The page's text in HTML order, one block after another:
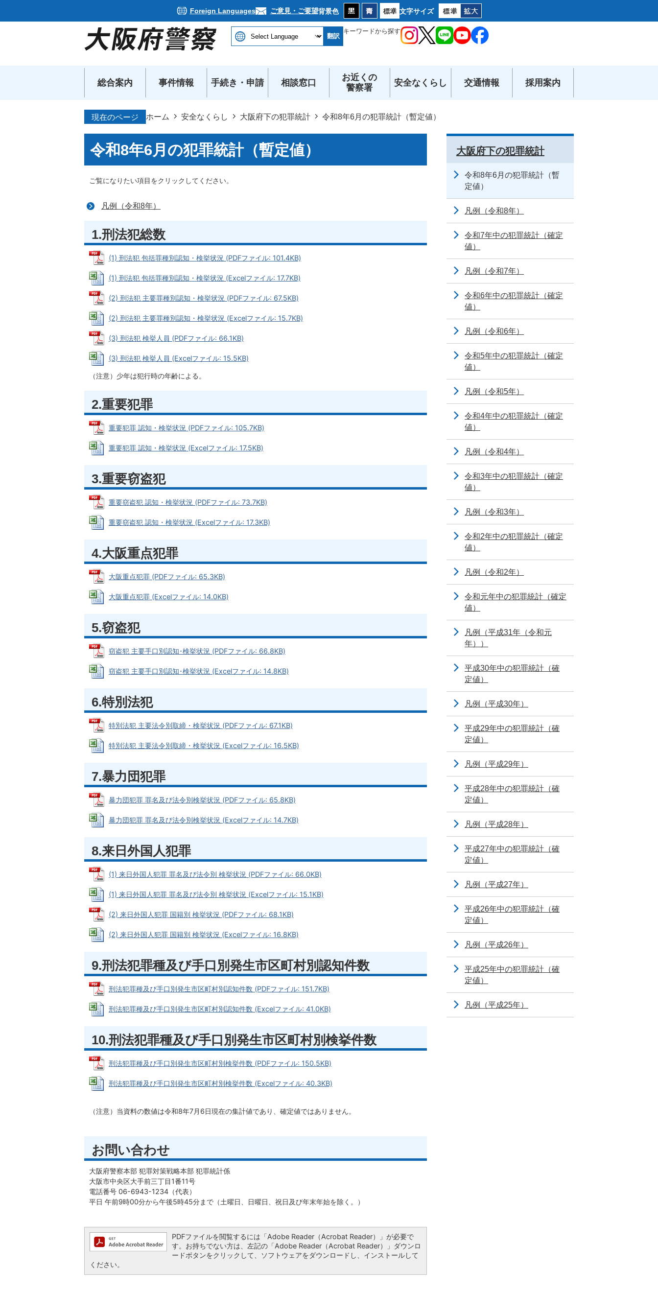
Foreign Languages ご意見・ご要望背景色 文字サイズ
翻訳
キーワードから探す
総合案内 事件情報 手続き・申請 相談窓口
お近くの
警察署
安全なくらし 交通情報 採用案内
現在のページ ホーム 安全なくらし 大阪府下の犯罪統計 令和8年6月の犯罪統計（暫定値）
令和8年6月の犯罪統計（暫定値）
ご覧になりたい項目をクリックしてください。
凡例（令和8年）
1.刑法犯総数
(1) 刑法犯 包括罪種別認知・検挙状況 (PDFファイル: 101.4KB)
(1) 刑法犯 包括罪種別認知・検挙状況 (Excelファイル: 17.7KB)
(2) 刑法犯 主要罪種別認知・検挙状況 (PDFファイル: 67.5KB)
(2) 刑法犯 主要罪種別認知・検挙状況 (Excelファイル: 15.7KB)
(3) 刑法犯 検挙人員 (PDFファイル: 66.1KB)
(3) 刑法犯 検挙人員 (Excelファイル: 15.5KB)
（注意）少年は犯行時の年齢による。
2.重要犯罪
重要犯罪 認知・検挙状況 (PDFファイル: 105.7KB)
重要犯罪 認知・検挙状況 (Excelファイル: 17.5KB)
3.重要窃盗犯
重要窃盗犯 認知・検挙状況 (PDFファイル: 73.7KB)
重要窃盗犯 認知・検挙状況 (Excelファイル: 17.3KB)
4.大阪重点犯罪
大阪重点犯罪 (PDFファイル: 65.3KB)
大阪重点犯罪 (Excelファイル: 14.0KB)
5.窃盗犯
窃盗犯 主要手口別認知･検挙状況 (PDFファイル: 66.8KB)
窃盗犯 主要手口別認知･検挙状況 (Excelファイル: 14.8KB)
6.特別法犯
特別法犯 主要法令別取締・検挙状況 (PDFファイル: 67.1KB)
特別法犯 主要法令別取締・検挙状況 (Excelファイル: 16.5KB)
7.暴力団犯罪
暴力団犯罪 罪名及び法令別検挙状況 (PDFファイル: 65.8KB)
暴力団犯罪 罪名及び法令別検挙状況 (Excelファイル: 14.7KB)
8.来日外国人犯罪
(1) 来日外国人犯罪 罪名及び法令別 検挙状況 (PDFファイル: 66.0KB)
(1) 来日外国人犯罪 罪名及び法令別 検挙状況 (Excelファイル: 15.1KB)
(2) 来日外国人犯罪 国籍別 検挙状況 (PDFファイル: 68.1KB)
(2) 来日外国人犯罪 国籍別 検挙状況 (Excelファイル: 16.8KB)
9.刑法犯罪種及び手口別発生市区町村別認知件数
刑法犯罪種及び手口別発生市区町村別認知件数 (PDFファイル: 151.7KB)
刑法犯罪種及び手口別発生市区町村別認知件数 (Excelファイル: 41.0KB)
10.刑法犯罪種及び手口別発生市区町村別検挙件数
刑法犯罪種及び手口別発生市区町村別検挙件数 (PDFファイル: 150.5KB)
刑法犯罪種及び手口別発生市区町村別検挙件数 (Excelファイル: 40.3KB)
（注意）当資料の数値は令和8年7月6日現在の集計値であり、確定値ではありません。
お問い合わせ
大阪府警察本部 犯罪対策戦略本部 犯罪統計係
大阪市中央区大手前三丁目1番11号
電話番号 06-6943-1234（代表）
平日 午前9時00分から午後5時45分まで（土曜日、日曜日、祝日及び年末年始を除く。）
PDFファイルを閲覧するには「Adobe Reader（Acrobat Reader）」が必要で
す。お持ちでない方は、左記の「Adobe Reader（Acrobat Reader）」ダウンロ
ードボタンをクリックして、ソフトウェアをダウンロードし、インストールして
ください。
大阪府下の犯罪統計
令和8年6月の犯罪統計（暫
定値）
凡例（令和8年）
令和7年中の犯罪統計（確定
値）
凡例（令和7年）
令和6年中の犯罪統計（確定
値）
凡例（令和6年）
令和5年中の犯罪統計（確定
値）
凡例（令和5年）
令和4年中の犯罪統計（確定
値）
凡例（令和4年）
令和3年中の犯罪統計（確定
値）
凡例（令和3年）
令和2年中の犯罪統計（確定
値）
凡例（令和2年）
令和元年中の犯罪統計（確定
値）
凡例（平成31年（令和元
年））
平成30年中の犯罪統計（確
定値）
凡例（平成30年）
平成29年中の犯罪統計（確
定値）
凡例（平成29年）
平成28年中の犯罪統計（確
定値）
凡例（平成28年）
平成27年中の犯罪統計（確
定値）
凡例（平成27年）
平成26年中の犯罪統計（確
定値）
凡例（平成26年）
平成25年中の犯罪統計（確
定値）
凡例（平成25年）